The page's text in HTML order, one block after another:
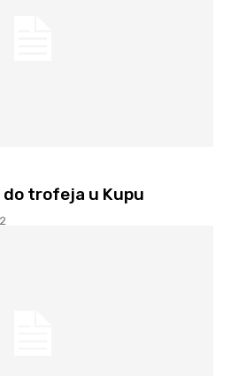
trofeja u Kupu